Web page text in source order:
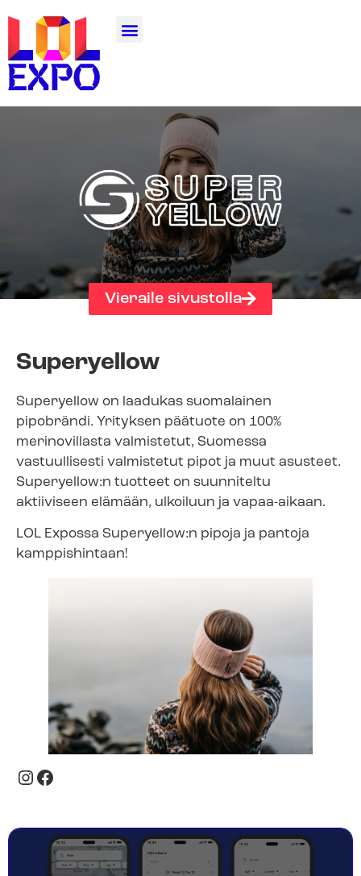
Vieraile sivustolla
Superyellow
Superyellow on laadukas suomalainen
pipobrändi. Yrityksen päätuote on 100%
merinovillasta valmistetut, Suomessa
vastuullisesti valmistetut pipot ja muut asusteet.
Superyellow:n tuotteet on suunniteltu
aktiiviseen elämään, ulkoiluun ja vapaa-aikaan.
LOL Expossa Superyellow:n pipoja ja pantoja
kamppishintaan!